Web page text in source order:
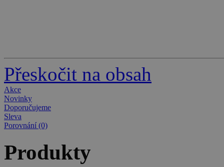
Přeskočit na obsah
Akce
Novinky
Doporučujeme
Sleva
Porovnání (0)
Produkty